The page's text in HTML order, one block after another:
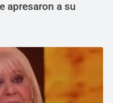
apresaron a su